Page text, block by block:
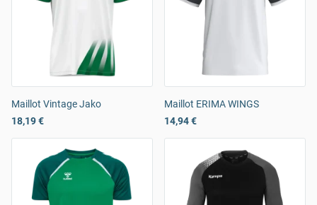
Maillot Vintage Jako
18,19 €
Maillot ERIMA WINGS
14,94 €